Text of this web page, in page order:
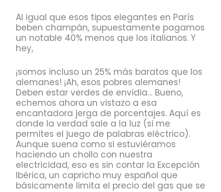
Al igual que esos tipos elegantes en París
beben champán, supuestamente pagamos
un notable 40% menos que los italianos. Y
hey,
¡somos incluso un 25% más baratos que los
alemanes! ¡Ah, esos pobres alemanes!
Deben estar verdes de envidia… Bueno,
echemos ahora un vistazo a esa
encantadora jerga de porcentajes. Aquí es
donde la verdad sale a la luz (si me
permites el juego de palabras eléctrico).
Aunque suena como si estuviéramos
haciendo un chollo con nuestra
electricidad, eso es sin contar la Excepción
Ibérica, un capricho muy español que
básicamente limita el precio del gas que se